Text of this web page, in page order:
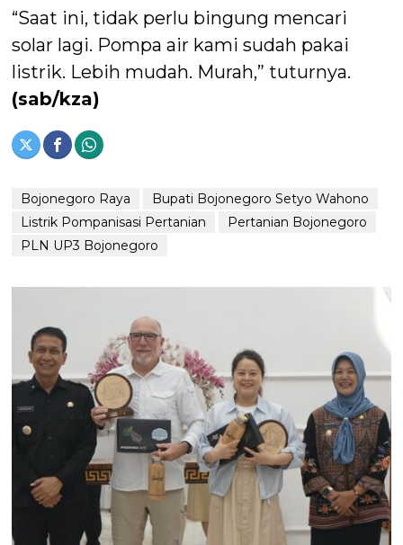
“Saat ini, tidak perlu bingung mencari
solar lagi. Pompa air kami sudah pakai
listrik. Lebih mudah. Murah,” tuturnya.
(sab/kza)
Bojonegoro Raya
Bupati Bojonegoro Setyo Wahono
Listrik Pompanisasi Pertanian
Pertanian Bojonegoro
PLN UP3 Bojonegoro